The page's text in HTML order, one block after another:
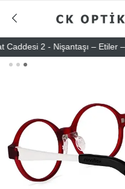
2 - Nişantaşı – Etiler –